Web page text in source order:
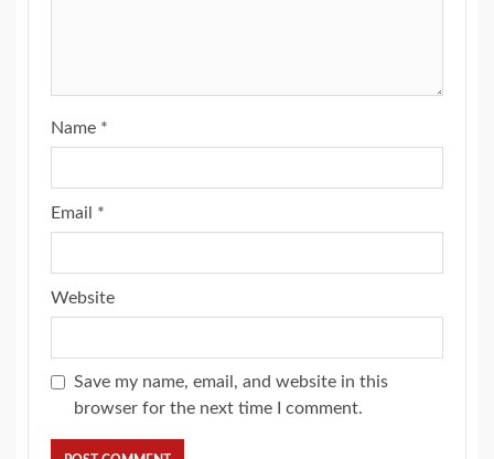
Name *
Email *
Website
Save my name, email, and website in this
browser for the next time I comment.